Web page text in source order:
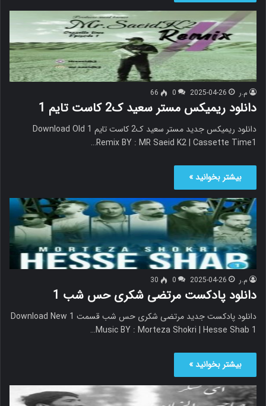
م.ر 2025-04-26
0
66
دانلود ریمیکس مستر سعید ک2 کاست تایم 1
دانلود ریمیکس جدید مستر سعید ک2 کاست تایم 1 Download Old
Remix BY : MR Saeid K2 | Cassette Time1…
بیشتر بخوانید »
م.ر 2025-04-26
0
30
دانلود پادکست مرتضی شکری حس شب 1
دانلود پادکست جدید مرتضی شکری حس شب قسمت 1 Download New
Music BY : Morteza Shokri | Hesse Shab 1…
بیشتر بخوانید »